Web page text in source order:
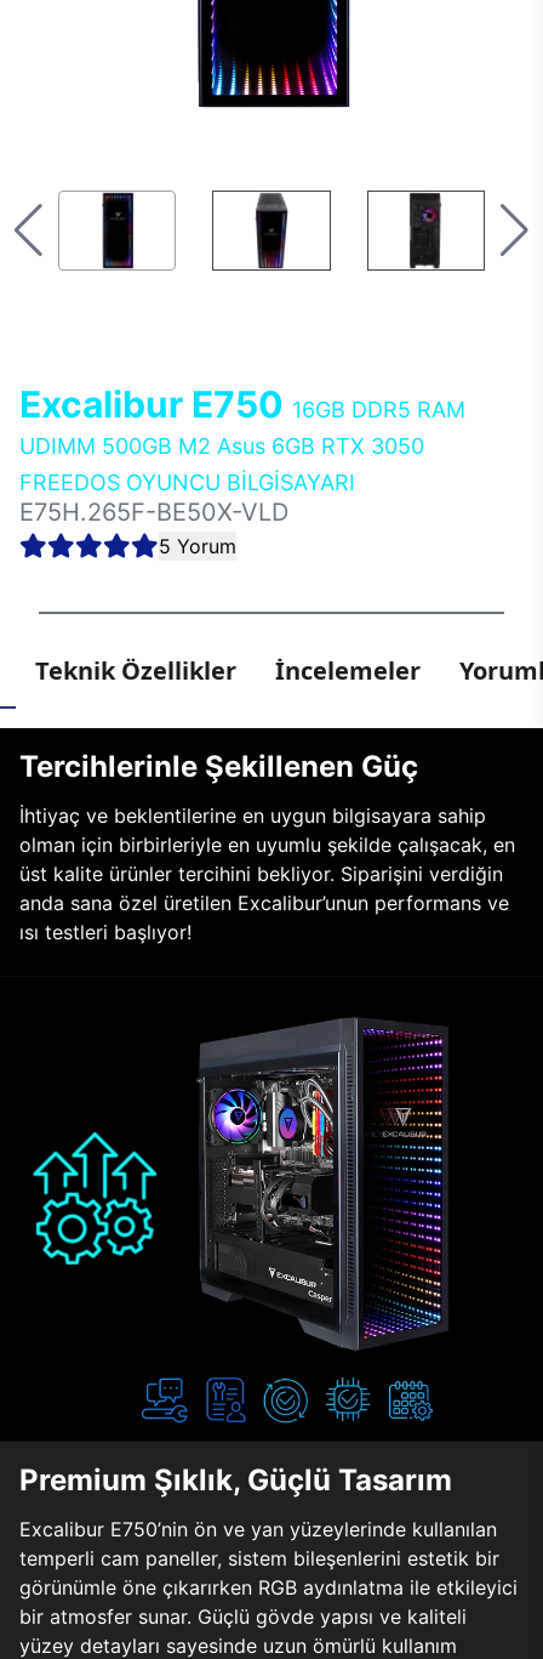
Excalibur E750 16GB DDR5 RAM
UDIMM 500GB M2 Asus 6GB RTX 3050
FREEDOS OYUNCU BİLGİSAYARI
E75H.265F-BE50X-VLD
5 Yorum
Teknik Özellikler İncelemeler
Tercihlerinle Şekillenen Güç
İhtiyaç ve beklentilerine en uygun bilgisayara sahip
olman için birbirleriyle en uyumlu şekilde çalışacak, en
üst kalite ürünler tercihini bekliyor. Siparişini verdiğin
anda sana özel üretilen Excalibur’unun performans ve
ısı testleri başlıyor!
Premium Şıklık, Güçlü Tasarım
Excalibur E750’nin ön ve yan yüzeylerinde kullanılan
temperli cam paneller, sistem bileşenlerini estetik bir
görünümle öne çıkarırken RGB aydınlatma ile etkileyici
bir atmosfer sunar. Güçlü gövde yapısı ve kaliteli
yüzey detayları sayesinde uzun ömürlü kullanım